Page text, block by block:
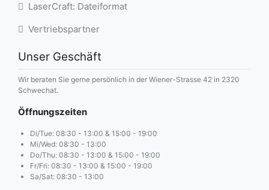
LaserCraft: Dateiformat
Vertriebspartner
Unser Geschäft
Wir beraten Sie gerne persönlich in der Wiener-Strasse 42 in 2320
Schwechat.
Öffnungszeiten
Di/Tue: 08:30 - 13:00 & 15:00 - 19:00
Mi/Wed: 08:30 - 13:00
Do/Thu: 08:30 - 13:00 & 15:00 - 19:00
Fr/Fri: 08:30 - 13:00 & 15:00 - 19:00
Sa/Sat: 08:30 - 13:00